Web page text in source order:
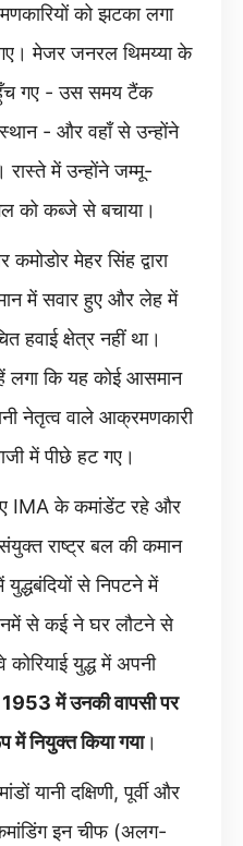
को झटका लगा
मेजर जनरल थिमय्या के
गए - उस समय टैंक
- और वहाँ से उन्होंने
रास्ते में उन्होंने जम्मू-
को कब्जे से बचाया।
मेहर सिंह द्वारा
में सवार हुए और लेह में
हवाई क्षेत्र नहीं था।
लगा कि यह कोई आसमान
नेतृत्व वाले आक्रमणकारी
में पीछे हट गए।
IMA के कमांडेंट रहे और
संयुक्त राष्ट्र बल की कमान
युद्धबंदियों से निपटने में
से कई ने घर लौटने से
युद्ध में अपनी
में उनकी वापसी पर
में नियुक्त किया गया।
यानी दक्षिणी, पूर्वी और
इन चीफ (अलग-